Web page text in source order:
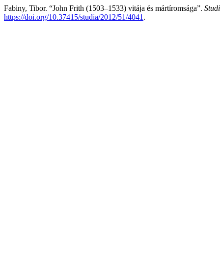
Fabiny, Tibor. “John Frith (1503–1533) vitája és mártíromsága”.
https://doi.org/10.37415/studia/2012/51/4041 .